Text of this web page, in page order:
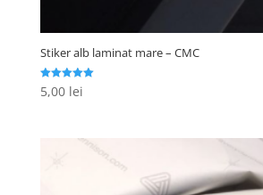
Stiker alb laminat mare – CMC
Evaluat la
5.00
5,00 lei